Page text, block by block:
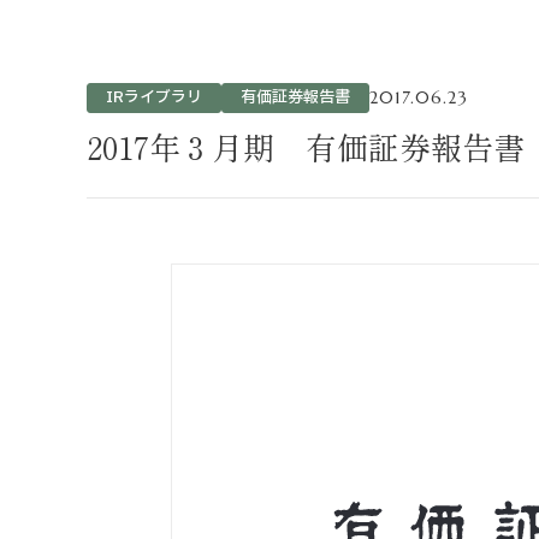
投資事業
インバウンド
IRライブラリ 有価証券報告書 2017.06.23
2017年３月期 有価証券報告書